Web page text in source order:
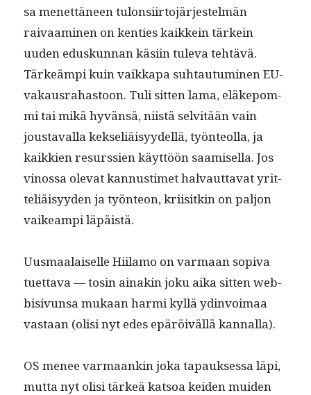
sa menet­täneen tulon­si­ir­to­jär­jestelmän
raivaami­nen on ken­ties kaikkein tärkein
uuden eduskun­nan käsi­in tule­va tehtävä.
Tärkeämpi kuin vaikka­pa suh­tau­tu­mi­nen EU-
vakaus­ra­has­toon. Tuli sit­ten lama, eläke­pom­
mi tai mikä hyvän­sä, niistä selvitään vain
jous­taval­la kek­seliäisyy­del­lä, työn­te­ol­la, ja
kaikkien resurssien käyt­töön saamisel­la. Jos
vinos­sa ole­vat kan­nus­timet hal­vaut­ta­vat yrit­
teliäisyy­den ja työn­teon, kri­isitkin on paljon
vaikeampi läpäistä.
Uus­maalaiselle Hiil­amo on var­maan sopi­va
tuet­ta­va — tosin ainakin joku aika sit­ten web­
bi­sivun­sa mukaan har­mi kyl­lä ydin­voimaa
vas­taan (olisi nyt edes epäröiväl­lä kannalla).
OS menee var­maankin joka tapauk­ses­sa läpi,
mut­ta nyt olisi tärkeä kat­soa kei­den muiden